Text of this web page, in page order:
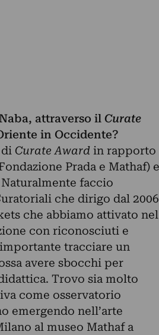
attraverso il Curate
in Occidente?
Curate Awardin rapporto
Prada e Mathaf) e
faccio
che dirigo dal 2006
che abbiamo attivato nel
con riconosciuti e
tracciare un
avere sbocchi per
Trovo sia molto
come osservatorio
emergendo nell’arte
al museo Mathaf a